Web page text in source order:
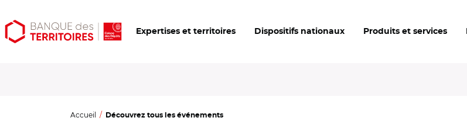
Aller
au
Aller
au
Ouvrir
les
Expertises et territoires Dispositifs nationaux Produits et services
Accueil Découvrez tous les événements